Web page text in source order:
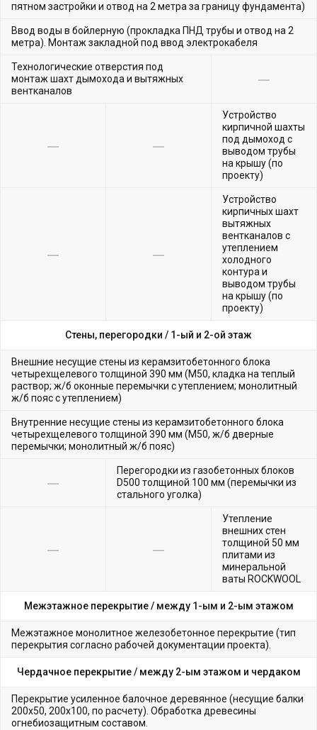
пятном застройки и отвод на 2 метра за границу фундамента)
Ввод воды в бойлерную (прокладка ПНД трубы и отвод на 2
метра). Монтаж закладной под ввод электрокабеля
Технологические отверстия под
монтаж шахт дымохода и вытяжных
вентканалов
Устройство
кирпичной шахты
под дымоход с
выводом трубы
на крышу (по
проекту)
Устройство
кирпичных шахт
вытяжных
вентканалов с
утеплением
холодного
контура и
выводом трубы
на крышу (по
проекту)
Стены, перегородки / 1-ый и 2-ой этаж
Внешние несущие стены из керамзитобетонного блока
четырехщелевого толщиной 390 мм (М50, кладка на теплый
раствор; ж/б оконные перемычки с утеплением; монолитный
ж/б пояс с утеплением)
Внутренние несущие стены из керамзитобетонного блока
четырехщелевого толщиной 390 мм (М50, ж/б дверные
перемычки; монолитный ж/б пояс)
Перегородки из газобетонных блоков
D500 толщиной 100 мм (перемычки из
стального уголка)
Утепление
внешних стен
толщиной 50 мм
плитами из
минеральной
ваты ROCKWOOL
Межэтажное перекрытие / между 1-ым и 2-ым этажом
Межэтажное монолитное железобетонное перекрытие (тип
перекрытия согласно рабочей документации проекта).
Чердачное перекрытие / между 2-ым этажом и чердаком
Перекрытие усиленное балочное деревянное (несущие балки
200х50, 200х100, по расчету). Обработка древесины
огнебиозащитным составом.